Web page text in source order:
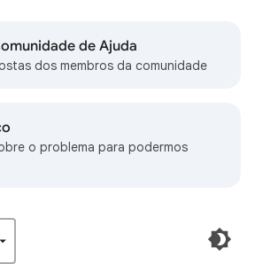
de Ajuda
dos membros da comunidade
o problema para podermos